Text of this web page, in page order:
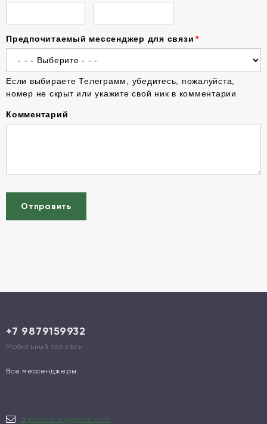
Предпочитаемый мессенджер для связи
Если выбираете Телеграмм, убедитесь, пожалуйста,
номер не скрыт или укажите свой ник в комментарии
Комментарий
Отправить
+7 9879159932
Мобильный телефон
Все мессенджеры
diplom.it.ru@gmail.com